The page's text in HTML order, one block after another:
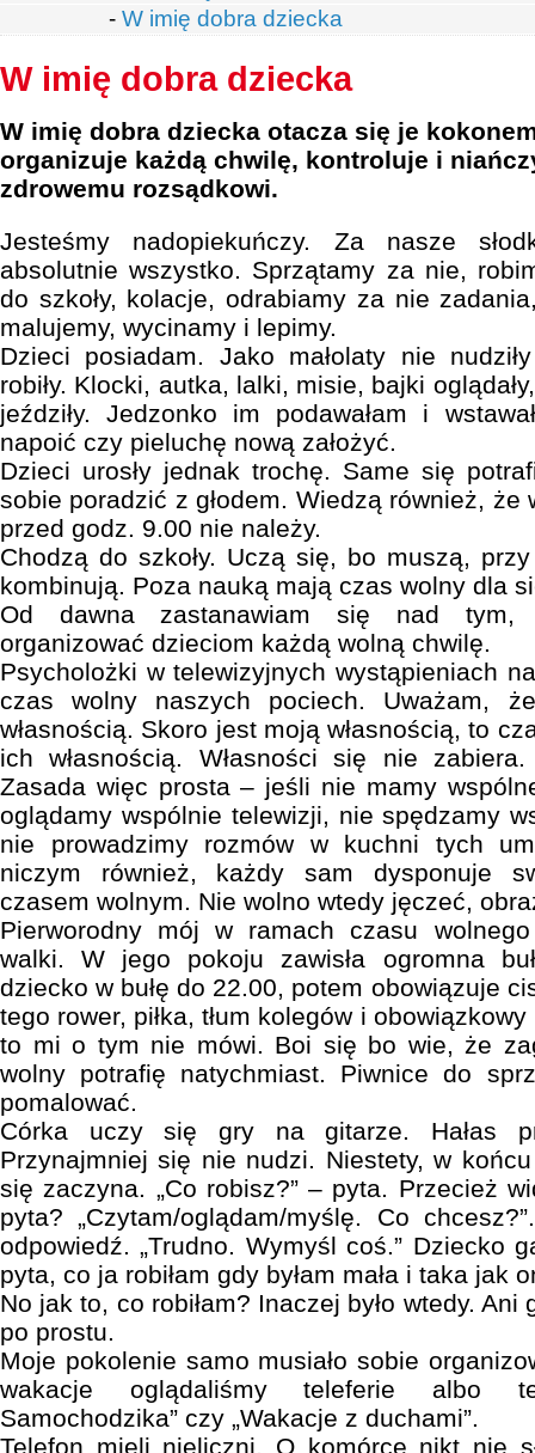
- W imię dobra dziecka
W imię dobra dziecka
W imię dobra dziecka otacza się je
organizuje każdą chwilę, kontroluje i
zdrowemu rozsądkowi.
Jesteśmy nadopiekuńczy. Za nasze
absolutnie wszystko. Sprzątamy za nie,
do szkoły, kolacje, odrabiamy za nie
malujemy, wycinamy i lepimy.
Dzieci posiadam. Jako małolaty nie
robiły. Klocki, autka, lalki, misie, bajki
jeździły. Jedzonko im podawałam i
napoić czy pieluchę nową założyć.
Dzieci urosły jednak trochę. Same się
sobie poradzić z głodem. Wiedzą również,
przed godz. 9.00 nie należy.
Chodzą do szkoły. Uczą się, bo muszą,
kombinują. Poza nauką mają czas wolny dla
Od dawna zastanawiam się nad tym,
organizować dzieciom każdą wolną chwilę.
Psycholożki w telewizyjnych wystąpieniach
czas wolny naszych pociech. Uważam,
własnością. Skoro jest moją własnością, to
ich własnością. Własności się nie
Zasada więc prosta – jeśli nie mamy
oglądamy wspólnie telewizji, nie spędzamy
nie prowadzimy rozmów w kuchni tych
niczym również, każdy sam dysponuje
czasem wolnym. Nie wolno wtedy jęczeć,
Pierworodny mój w ramach czasu
walki. W jego pokoju zawisła ogromna
dziecko w bułę do 22.00, potem obowiązuje
tego rower, piłka, tłum kolegów i
to mi o tym nie mówi. Boi się bo wie, że
wolny potrafię natychmiast. Piwnice do
pomalować.
Córka uczy się gry na gitarze. Hałas
Przynajmniej się nie nudzi. Niestety, w
się zaczyna. „Co robisz?” – pyta. Przecież
pyta? „Czytam/oglądam/myślę. Co
odpowiedź. „Trudno. Wymyśl coś.” Dziecko
pyta, co ja robiłam gdy byłam mała i taka jak
No jak to, co robiłam? Inaczej było wtedy.
po prostu.
Moje pokolenie samo musiało sobie
wakacje oglądaliśmy teleferie albo
Samochodzika” czy „Wakacje z duchami”.
Telefon mieli nieliczni. O komórce nikt nie